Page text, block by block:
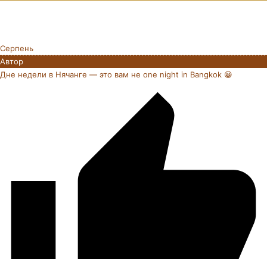
Серпень
Автор
Дне недели в Нячанге — это вам не one night in Bangkok 😀